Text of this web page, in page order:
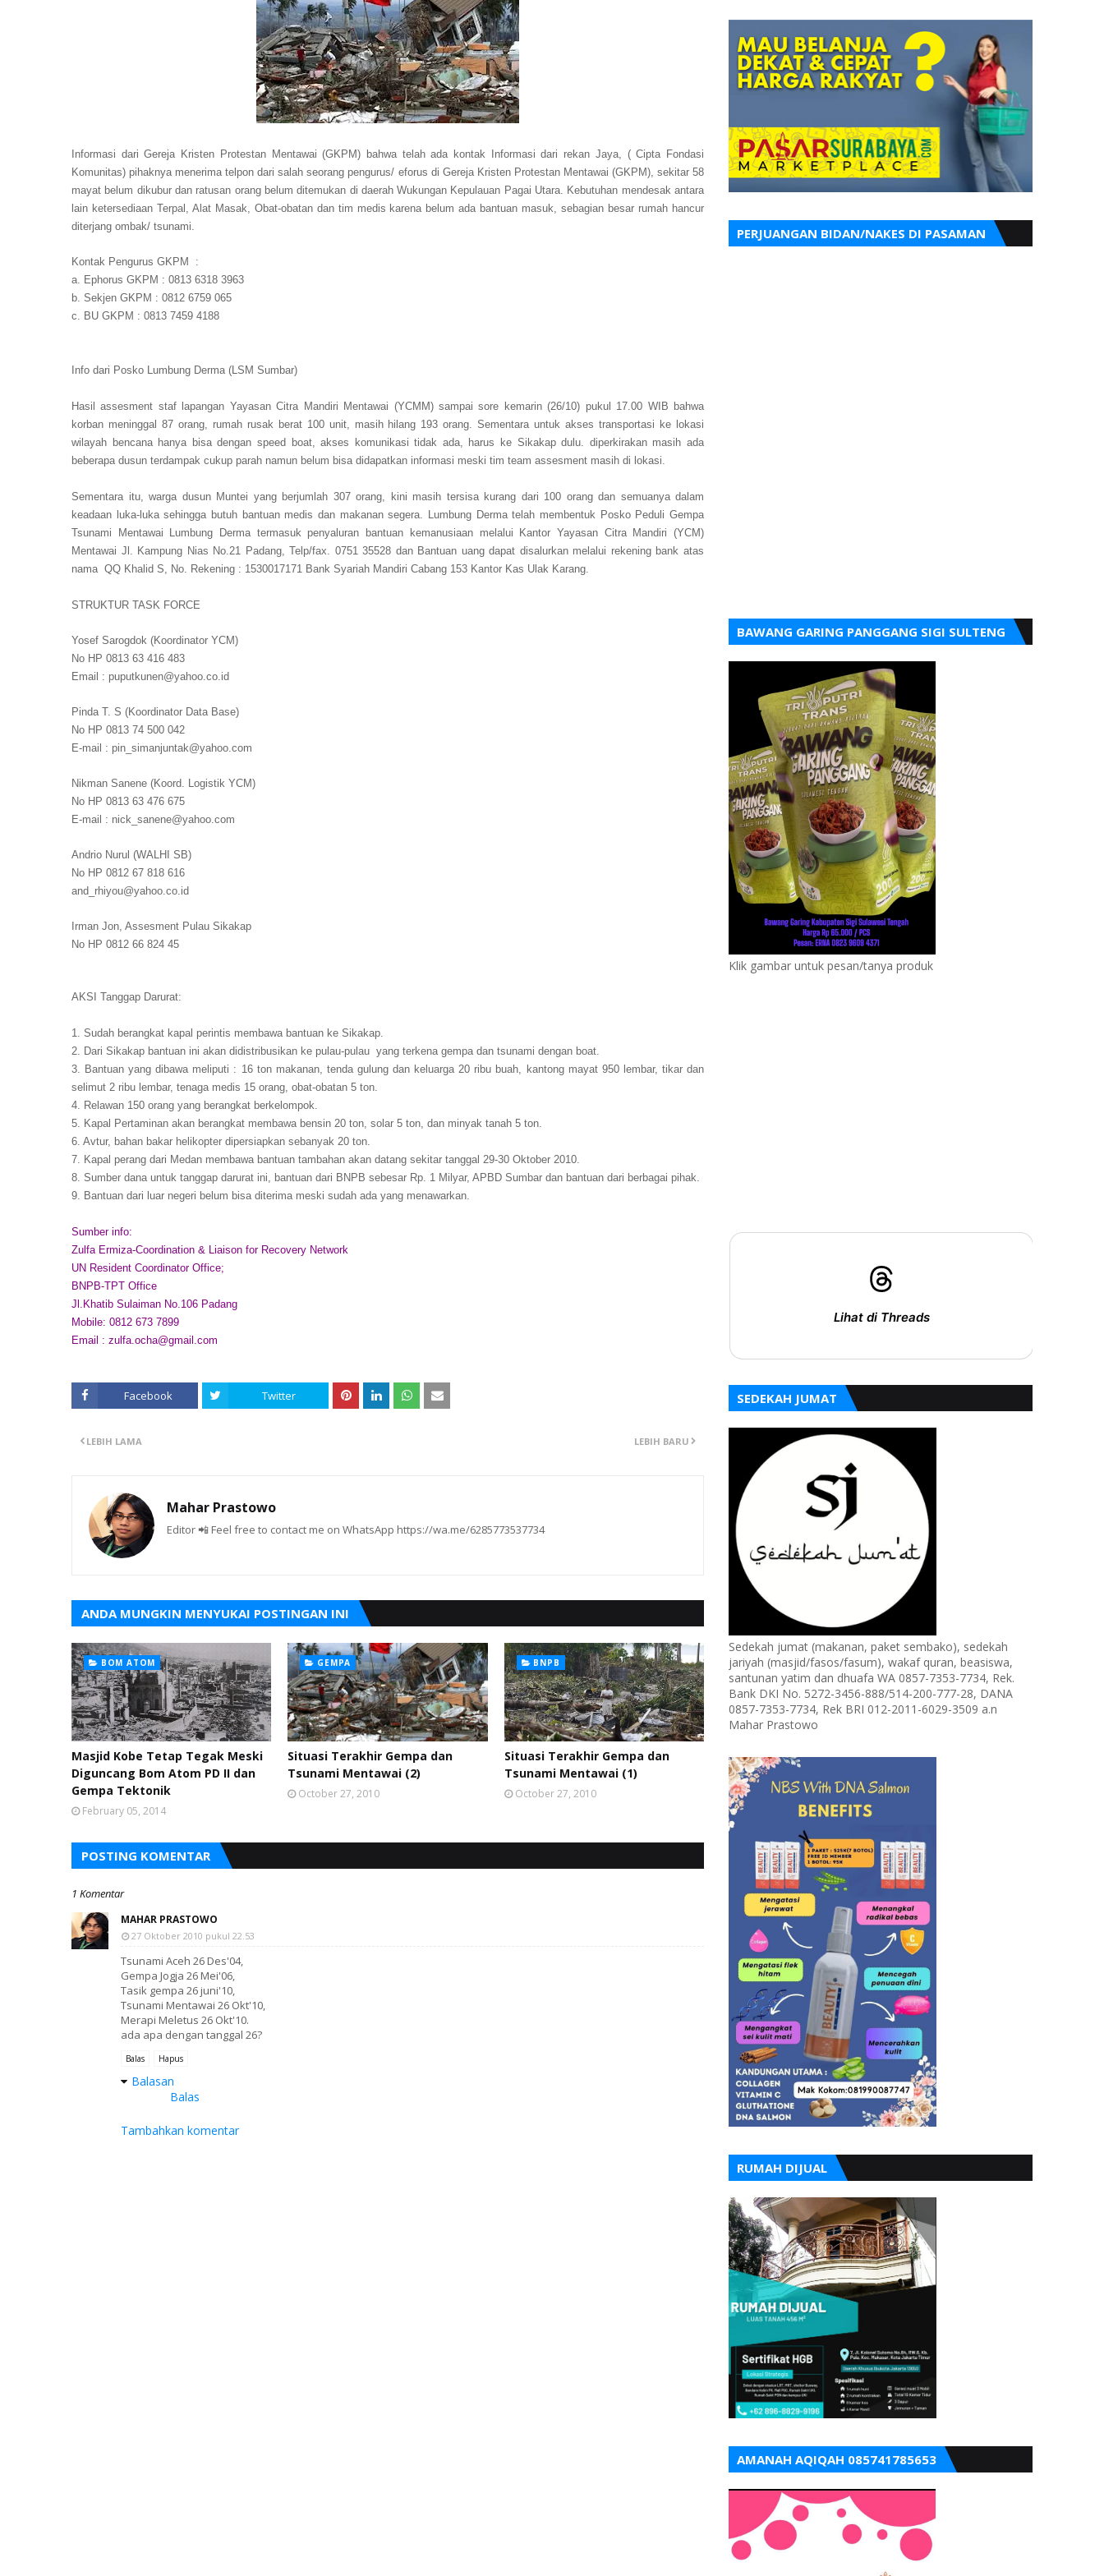
Informasi dari Gereja Kristen Protestan Mentawai (GKPM) bahwa telah ada kontak
Informasi dari rekan Jaya, ( Cipta Fondasi
Komunitas) pihaknya menerima telpon dari salah seorang pengurus/ eforus di Gereja Kristen Protestan Mentawai (GKPM), sekitar 58
mayat belum dikubur dan ratusan orang belum ditemukan di daerah Wukungan Kepulauan Pagai Utara. Kebutuhan mendesak antara
lain ketersediaan Terpal, Alat Masak, Obat-obatan dan tim medis karena belum ada bantuan masuk, sebagian besar rumah hancur
diterjang ombak/ tsunami.
Kontak Pengurus GKPM :
a. Ephorus GKPM : 0813 6318 3963
b. Sekjen GKPM : 0812 6759 065
c. BU GKPM : 0813 7459 4188
Info dari Posko Lumbung Derma (LSM Sumbar)
Hasil assesment staf lapangan Yayasan Citra Mandiri Mentawai (YCMM) sampai sore kemarin (26/10) pukul 17.00 WIB bahwa
korban meninggal 87 orang, rumah rusak berat 100 unit, masih hilang 193 orang. Sementara untuk akses transportasi ke lokasi
wilayah bencana hanya bisa dengan speed boat, akses komunikasi tidak ada, harus ke Sikakap dulu. diperkirakan masih ada
beberapa dusun terdampak cukup parah namun belum bisa didapatkan informasi meski tim team assesment masih di lokasi.
Sementara itu, warga dusun Muntei yang berjumlah 307 orang, kini masih tersisa kurang dari 100 orang dan semuanya dalam
keadaan luka-luka sehingga butuh bantuan medis dan makanan segera. Lumbung Derma telah membentuk Posko Peduli Gempa
Tsunami Mentawai Lumbung Derma termasuk penyaluran bantuan kemanusiaan melalui Kantor Yayasan Citra Mandiri (YCM)
Mentawai Jl. Kampung Nias No.21 Padang, Telp/fax. 0751 35528 dan Bantuan uang dapat disalurkan melalui rekening bank atas
nama QQ Khalid S, No. Rekening : 1530017171 Bank Syariah Mandiri Cabang 153 Kantor Kas Ulak Karang.
STRUKTUR TASK FORCE
Yosef Sarogdok (Koordinator YCM)
No HP 0813 63 416 483
Email : puputkunen@yahoo.co.id
Pinda T. S (Koordinator Data Base)
No HP 0813 74 500 042
E-mail : pin_simanjuntak@yahoo.com
Nikman Sanene (Koord. Logistik YCM)
No HP 0813 63 476 675
E-mail : nick_sanene@yahoo.com
Andrio Nurul (WALHI SB)
No HP 0812 67 818 616
and_rhiyou@yahoo.co.id
Irman Jon, Assesment Pulau Sikakap
No HP 0812 66 824 45
AKSI Tanggap Darurat:
1. Sudah berangkat kapal perintis membawa bantuan ke Sikakap.
2. Dari Sikakap bantuan ini akan didistribusikan ke pulau-pulau yang terkena gempa dan tsunami dengan boat.
3. Bantuan yang dibawa meliputi : 16 ton makanan, tenda gulung dan keluarga 20 ribu buah, kantong mayat 950 lembar, tikar dan
selimut 2 ribu lembar, tenaga medis 15 orang, obat-obatan 5 ton.
4. Relawan 150 orang yang berangkat berkelompok.
5. Kapal Pertaminan akan berangkat membawa bensin 20 ton, solar 5 ton, dan minyak tanah 5 ton.
6. Avtur, bahan bakar helikopter dipersiapkan sebanyak 20 ton.
7. Kapal perang dari Medan membawa bantuan tambahan akan datang sekitar tanggal 29-30 Oktober 2010.
8. Sumber dana untuk tanggap darurat ini, bantuan dari BNPB sebesar Rp. 1 Milyar, APBD Sumbar dan bantuan dari berbagai pihak.
9. Bantuan dari luar negeri belum bisa diterima meski sudah ada yang menawarkan.
Sumber info:
Zulfa Ermiza-Coordination & Liaison for Recovery Network
UN Resident Coordinator Office;
BNPB-TPT Office
Jl.Khatib Sulaiman No.106 Padang
Mobile: 0812 673 7899
Email : zulfa.ocha@gmail.com
Facebook Twitter
LEBIH BARU
LEBIH LAMA
Mahar Prastowo
Editor 📲 Feel free to contact me on WhatsApp https://wa.me/6285773537734
ANDA MUNGKIN MENYUKAI POSTINGAN INI
BOM ATOM
Masjid Kobe Tetap Tegak Meski
Diguncang Bom Atom PD II dan
Gempa Tektonik
February 05, 2014
GEMPA
Situasi Terakhir Gempa dan
Tsunami Mentawai (2)
October 27, 2010
BNPB
Situasi Terakhir Gempa dan
Tsunami Mentawai (1)
October 27, 2010
POSTING KOMENTAR
1 Komentar
MAHAR PRASTOWO
27 Oktober 2010 pukul 22.53
Tsunami Aceh 26 Des'04,
Gempa Jogja 26 Mei'06,
Tasik gempa 26 juni'10,
Tsunami Mentawai 26 Okt'10,
Merapi Meletus 26 Okt'10.
ada apa dengan tanggal 26?
Balas Hapus
Balasan
Balas
Tambahkan komentar
PERJUANGAN BIDAN/NAKES DI PASAMAN
BAWANG GARING PANGGANG SIGI SULTENG
Klik gambar untuk pesan/tanya produk
Lihat di Threads
SEDEKAH JUMAT
Sedekah jumat (makanan, paket sembako), sedekah
jariyah (masjid/fasos/fasum), wakaf quran, beasiswa,
santunan yatim dan dhuafa WA 0857-7353-7734, Rek.
Bank DKI No. 5272-3456-888/514-200-777-28, DANA
0857-7353-7734, Rek BRI 012-2011-6029-3509 a.n
Mahar Prastowo
RUMAH DIJUAL
AMANAH AQIQAH 085741785653